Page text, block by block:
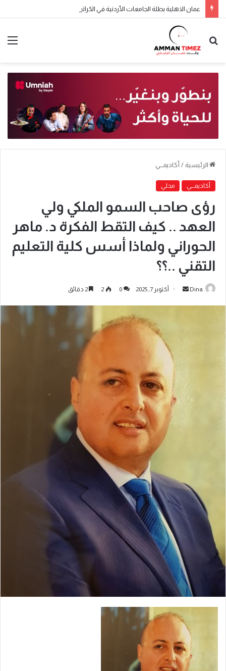
الرئيسية / أكاديمـــي
أكاديمـــي محلي
رؤى صاحب السمو الملكي ولي
العهد .. كيف التقط الفكرة د. ماهر
الحوراني ولماذا أسس كلية التعليم
التقني ..؟؟
Dina أكتوبر 7, 2025 0
2